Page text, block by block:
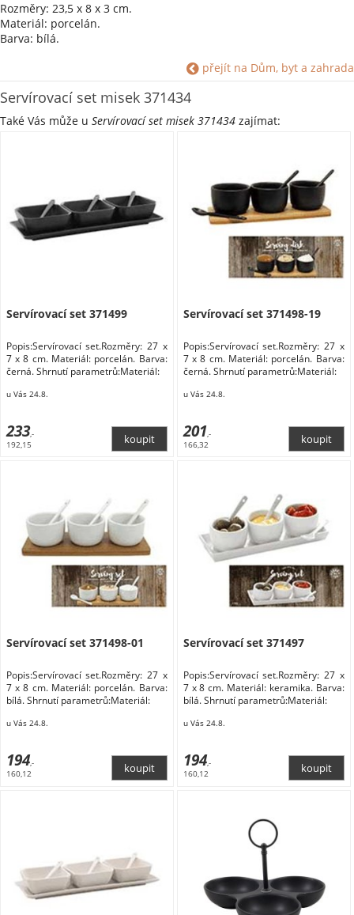
Rozměry: 23,5 x 8 x 3 cm.
Materiál: porcelán.
Barva: bílá.
Materiál: Porcelán
Barva: Bílá #ffffff
přejít na Dům, byt a zahrada
Servírovací set misek 371434
Také Vás může u Servírovací set misek 371434 zajímat:
Servírovací set 371499
Popis:Servírovací set.Rozměry: 27 x
7 x 8 cm. Materiál: porcelán. Barva:
černá. Shrnutí parametrů:Materiál:
u Vás 24.8.
233,-
192,15
Servírovací set 371498-19
Popis:Servírovací set.Rozměry: 27 x
7 x 8 cm. Materiál: porcelán. Barva:
černá. Shrnutí parametrů:Materiál:
u Vás 24.8.
201,-
166,32
Servírovací set 371498-01
Popis:Servírovací set.Rozměry: 27 x
7 x 8 cm. Materiál: porcelán. Barva:
bílá. Shrnutí parametrů:Materiál:
u Vás 24.8.
194,-
160,12
Servírovací set 371497
Popis:Servírovací set.Rozměry: 27 x
7 x 8 cm. Materiál: keramika. Barva:
bílá. Shrnutí parametrů:Materiál:
u Vás 24.8.
194,-
160,12